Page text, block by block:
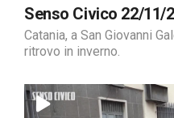
Senso Civico 22/11/
Catania, a San Giovanni
ritrovo in inverno.